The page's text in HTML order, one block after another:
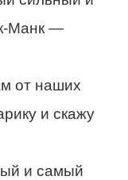
Манк —
от наших
и скажу
и самый